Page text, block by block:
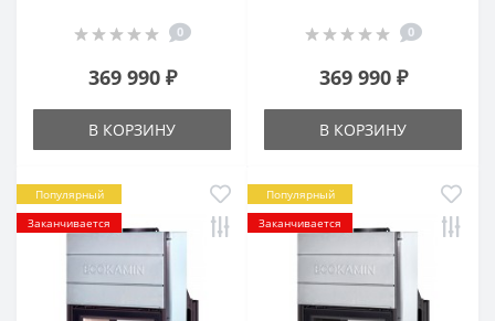
0
369 990 ₽
В КОРЗИНУ
0
369 990 ₽
В КОРЗИНУ
Популярный
Заканчивается
Популярный
Заканчивается